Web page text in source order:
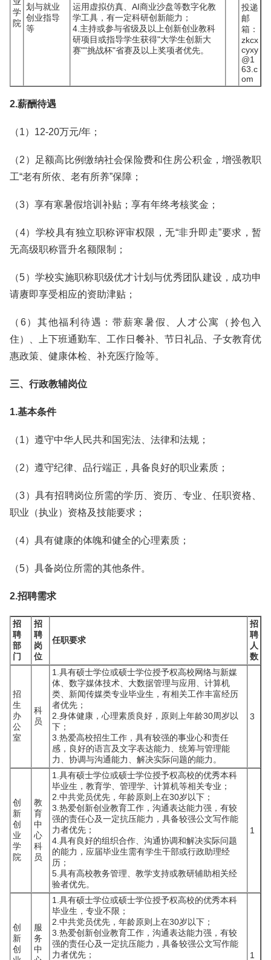
学
院
划与就业
创业指导
等
运用虚拟仿真、AI商业沙盘等数字化教
学工具，有一定科研创新能力；
4.主持或参与省级及以上创新创业教科
研项目或指导学生获得"大学生创新大
赛""挑战杯"省赛及以上奖项者优先。
投递
邮
箱：
zkcx
cyxy
@1
63.c
om
2.薪酬待遇
（1）12-20万元/年；
（2）足额高比例缴纳社会保险费和住房公积金，增强教职
工“老有所依、老有所养”保障；
（3）享有寒暑假培训补贴；享有年终考核奖金；
（4）学校具有独立职称评审权限，无“非升即走”要求，暂
无高级职称晋升名额限制；
（5）学校实施职称职级优才计划与优秀团队建设，成功申
请赓即享受相应的资助津贴；
（6）其他福利待遇：带薪寒暑假、人才公寓（拎包入
住）、上下班通勤车、工作日餐补、节日礼品、子女教育优
惠政策、健康体检、补充医疗险等。
三、行政教辅岗位
1.基本条件
（1）遵守中华人民共和国宪法、法律和法规；
（2）遵守纪律、品行端正，具备良好的职业素质；
（3）具有招聘岗位所需的学历、资历、专业、任职资格、
职业（执业）资格及技能要求；
（4）具有健康的体魄和健全的心理素质；
（5）具备岗位所需的其他条件。
2.招聘需求
招
聘
部
门
招
聘
岗
位
任职要求
招
聘
人
数
招
生
办
公
室
科
员
1.具有硕士学位或硕士学位授予权高校网络与新媒
体、数字媒体技术、大数据管理与应用、计算机
类、新闻传媒类专业毕业生，有相关工作丰富经历
者优先；
2.身体健康，心理素质良好，原则上年龄30周岁以
下；
3.热爱高校招生工作，具有较强的事业心和责任
感，良好的语言及文字表达能力、统筹与管理能
力、协调与沟通能力、解决实际问题的能力。
3
创
新
创
业
学
院
教
育
中
心
科
员
1.具有硕士学位或硕士学位授予权高校的优秀本科
毕业生，教育学、管理学、计算机等相关专业；
2.中共党员优先，年龄原则上在30岁以下；
3.热爱创新创业教育工作，沟通表达能力强，有较
强的责任心及一定抗压能力，具备较强公文写作能
力者优先；
4.具有良好的组织合作、沟通协调和解决实际问题
的能力，应届毕业生需有学生干部或行政助理经
历；
5.具有高校教务管理、教学支持或教研辅助相关经
验者优先。
1
创
新
创
服
务
中
1.具有硕士学位或硕士学位授予权高校的优秀本科
毕业生，专业不限；
2.中共党员优先，年龄原则上在30岁以下；
3.热爱创新创业教育工作，沟通表达能力强，有较
强的责任心及一定抗压能力，具备较强公文写作能
力者优先；
1